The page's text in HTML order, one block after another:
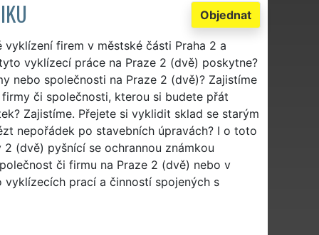
Objednat
firem v městské části Praha 2 a
vyklízecí práce na Praze 2 (dvě) poskytne?
nebo společnosti na Praze 2 (dvě)? Zajistíme
či společnosti, kterou si budete přát
Zajistíme. Přejete si vyklidit sklad se starým
nepořádek po stavebních úpravách? I o toto
(dvě) pyšnící se ochrannou známkou
či firmu na Praze 2 (dvě) nebo v
prací a činností spojených s